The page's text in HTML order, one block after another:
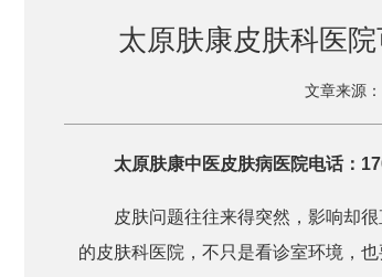
太原肤康皮肤科医
文章来源
太原肤康中医皮肤病医院电话：
皮肤问题往往来得突然，影响却
的皮肤科医院，不只是看诊室环境，